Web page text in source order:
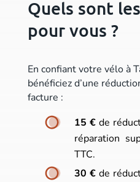
Quels sont
pour vous ?
En confiant votre vélo à
bénéficiez d’une
facture :
15 € de
réparation
TTC.
30 € de